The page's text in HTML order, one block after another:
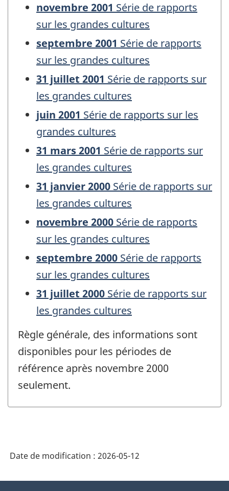
novembre 2001 Série de rapports
sur les grandes cultures
septembre 2001 Série de rapports
sur les grandes cultures
31 juillet 2001 Série de rapports sur
les grandes cultures
juin 2001 Série de rapports sur les
grandes cultures
31 mars 2001 Série de rapports sur
les grandes cultures
31 janvier 2000 Série de rapports sur
les grandes cultures
novembre 2000 Série de rapports
sur les grandes cultures
septembre 2000 Série de rapports
sur les grandes cultures
31 juillet 2000 Série de rapports sur
les grandes cultures
Règle générale, des informations sont
disponibles pour les périodes de
référence après novembre 2000
seulement.
Date de modification : 2026-05-12